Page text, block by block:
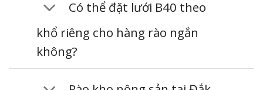
Có thể đặt lưới B40 theo
khổ riêng cho hàng rào ngắn
không?